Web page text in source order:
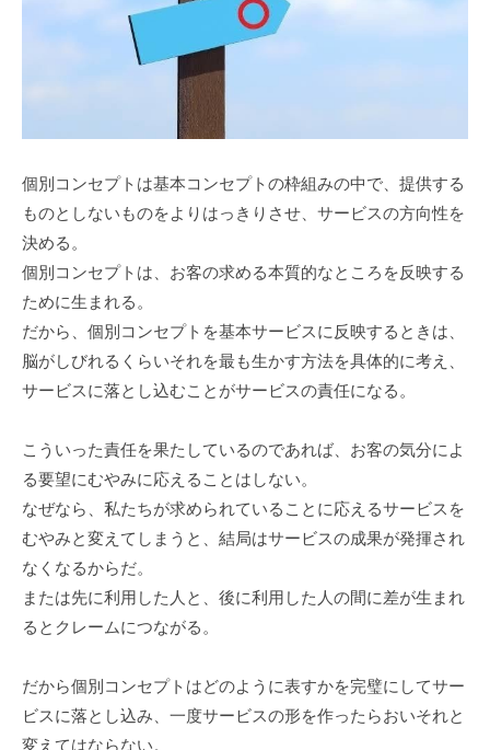
個別コンセプトは基本コンセプトの枠組みの中で、提供する
ものとしないものをよりはっきりさせ、サービスの方向性を
決める。
個別コンセプトは、お客の求める本質的なところを反映する
ために生まれる。
だから、個別コンセプトを基本サービスに反映するときは、
脳がしびれるくらいそれを最も生かす方法を具体的に考え、
サービスに落とし込むことがサービスの責任になる。
こういった責任を果たしているのであれば、お客の気分によ
る要望にむやみに応えることはしない。
なぜなら、私たちが求められていることに応えるサービスを
むやみと変えてしまうと、結局はサービスの成果が発揮され
なくなるからだ。
または先に利用した人と、後に利用した人の間に差が生まれ
るとクレームにつながる。
だから個別コンセプトはどのように表すかを完璧にしてサー
ビスに落とし込み、一度サービスの形を作ったらおいそれと
変えてはならない。